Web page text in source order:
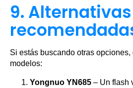
9. Alternativas
Si estás buscando otras
modelos:
Yongnuo YN685 – Un flash